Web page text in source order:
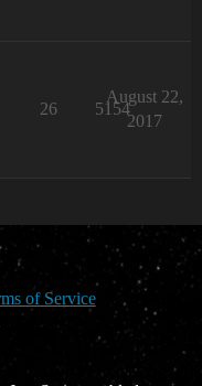
26 5154
August 22,
2017
of Service